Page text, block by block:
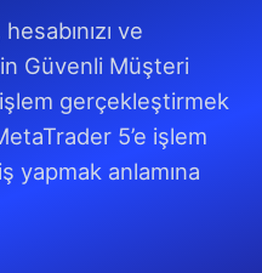
ve
Güvenli Müşteri
işlem gerçekleştirmek
5’e işlem
yapmak anlamına